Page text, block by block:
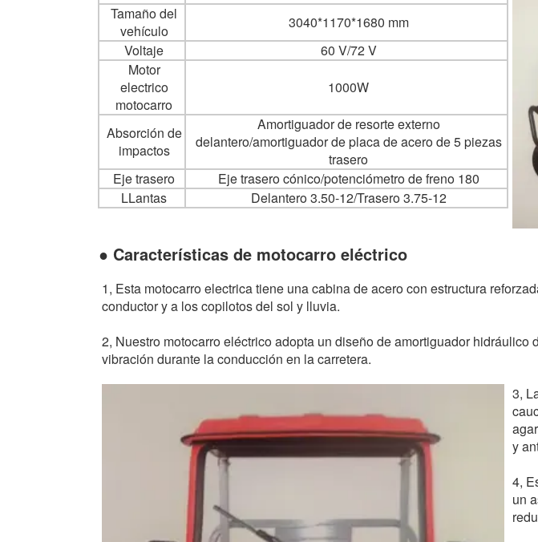
Tamaño del
vehículo
3040*1170*1680 mm
Voltaje
60 V/72 V
Motor
electrico
motocarro
1000W
Absorción de
impactos
Amortiguador de resorte externo
delantero/amortiguador de placa de acero de 5 piezas
trasero
Eje trasero
Eje trasero cónico/potenciómetro de freno 180
LLantas
Delantero 3.50-12/Trasero 3.75-12
● Características de motocarro eléctrico
1, Esta motocarro electrica tiene una cabina de acero con estructura
conductor y a los copilotos del sol y lluvia.
2, Nuestro motocarro eléctrico adopta un diseño de amortiguador
vibración durante la conducción en la carretera.
3,
y
4,
un